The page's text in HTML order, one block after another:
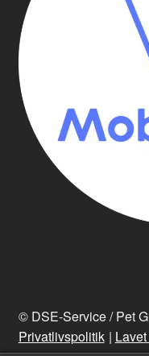
© DSE-Service / Pet
Privatlivspolitik